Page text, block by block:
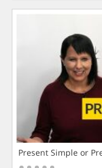
Present Simple or